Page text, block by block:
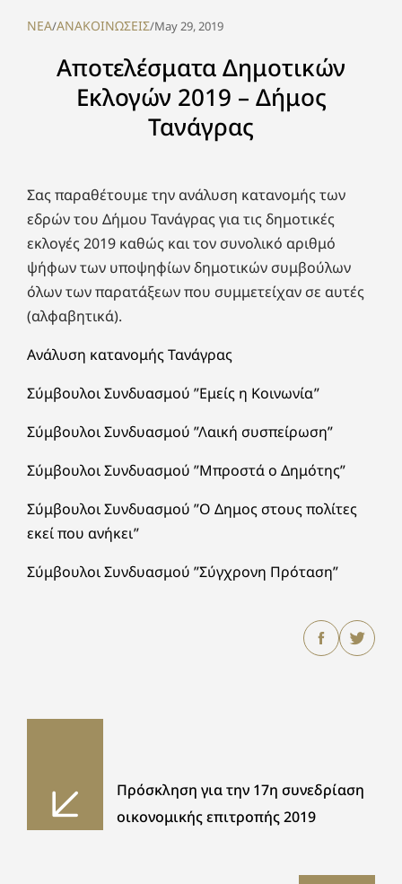
NEA/ΑΝΑΚΟΙΝΩΣΕΙΣ/May 29, 2019
Αποτελέσματα Δημοτικών
Εκλογών 2019 – Δήμος
Τανάγρας
Σας παραθέτουμε την ανάλυση κατανομής των
εδρών του Δήμου Τανάγρας για τις δημοτικές
εκλογές 2019 καθώς και τον συνολικό αριθμό
ψήφων των υποψηφίων δημοτικών συμβούλων
όλων των παρατάξεων που συμμετείχαν σε αυτές
(αλφαβητικά).
Ανάλυση κατανομής Τανάγρας
Σύμβουλοι Συνδυασμού ”Εμείς η Κοινωνία”
Σύμβουλοι Συνδυασμού ”Λαική συσπείρωση”
Σύμβουλοι Συνδυασμού ”Μπροστά ο Δημότης”
Σύμβουλοι Συνδυασμού ”Ο Δημος στους πολίτες
εκεί που ανήκει”
Σύμβουλοι Συνδυασμού ”Σύγχρονη Πρόταση”
Πρόσκληση για την 17η συνεδρίαση
οικονομικής επιτροπής 2019